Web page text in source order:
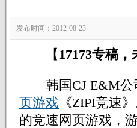
发布时间：2012-08-23
【17173专稿，
韩国CJ E&M公
页游戏 《ZIPI竞速
的竞速网页游戏，